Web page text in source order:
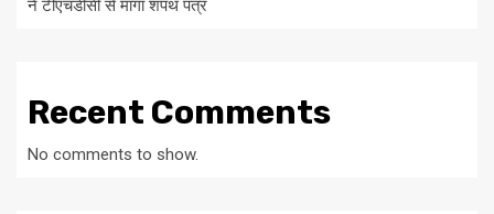
ने टीएचडीसी से मांगा शपथ पत्र
Recent Comments
No comments to show.